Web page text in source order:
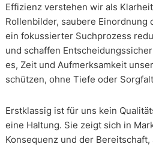
Effizienz verstehen wir als
Rollenbilder, saubere Einordnung
ein fokussierter Suchprozess
und schaffen
es, Zeit und Aufmerksamkeit
schützen, ohne Tiefe oder
Erstklassig ist für uns kein
eine Haltung. Sie zeigt sich in
Konsequenz und der Bereitschaft,